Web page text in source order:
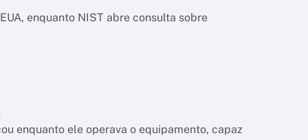
enquanto NIST abre consulta sobre
enquanto ele operava o equipamento, capaz